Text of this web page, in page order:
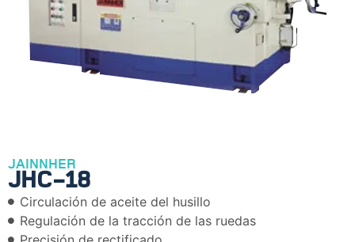
JAINNHER
JHC-18
Circulación de aceite del husillo
Regulación de la tracción de las ruedas